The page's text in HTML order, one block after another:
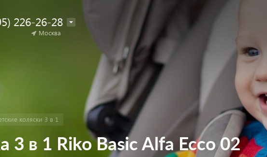
226-26-28
Москва
коляски 3 в 1
3 в 1 Riko Basic Alfa Ecco 02